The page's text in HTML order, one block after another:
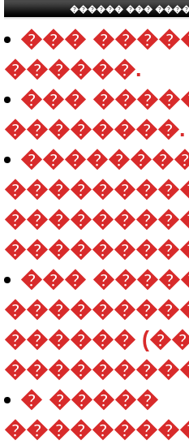
������ ���
���
������.
���
��������.
���
������
� �����